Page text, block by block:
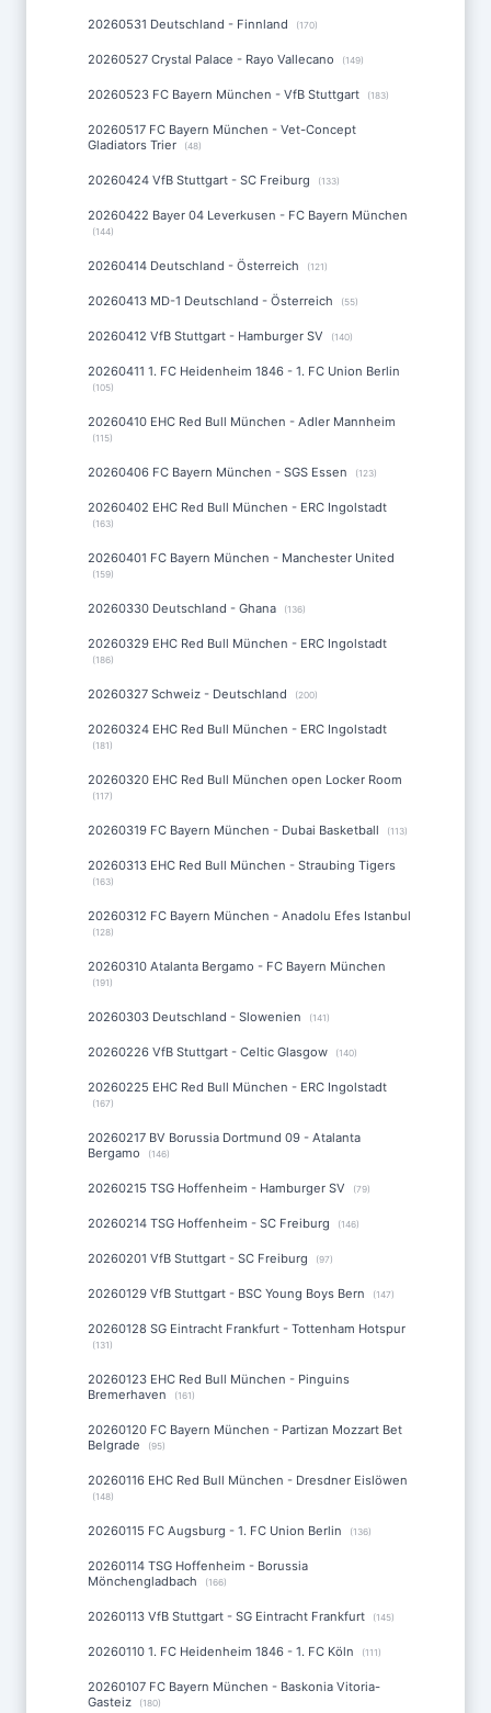
20260531 Deutschland - Finnland (170)
20260527 Crystal Palace - Rayo Vallecano (149)
20260523 FC Bayern München - VfB Stuttgart (183)
20260517 FC Bayern München - Vet-Concept
Gladiators Trier
(48)
20260424 VfB Stuttgart - SC Freiburg (133)
20260422 Bayer 04 Leverkusen - FC Bayern München
(144)
20260414 Deutschland - Österreich (121)
20260413 MD-1 Deutschland - Österreich (55)
20260412 VfB Stuttgart - Hamburger SV (140)
20260411 1. FC Heidenheim 1846 - 1. FC Union Berlin
(105)
20260410 EHC Red Bull München - Adler Mannheim
(115)
20260406 FC Bayern München - SGS Essen (123)
20260402 EHC Red Bull München - ERC Ingolstadt
(163)
20260401 FC Bayern München - Manchester United
(159)
20260330 Deutschland - Ghana (136)
20260329 EHC Red Bull München - ERC Ingolstadt
(186)
20260327 Schweiz - Deutschland (200)
20260324 EHC Red Bull München - ERC Ingolstadt
(181)
20260320 EHC Red Bull München open Locker Room
(117)
20260319 FC Bayern München - Dubai Basketball (113)
20260313 EHC Red Bull München - Straubing Tigers
(163)
20260312 FC Bayern München - Anadolu Efes Istanbul
(128)
20260310 Atalanta Bergamo - FC Bayern München
(191)
20260303 Deutschland - Slowenien (141)
20260226 VfB Stuttgart - Celtic Glasgow (140)
20260225 EHC Red Bull München - ERC Ingolstadt
(167)
20260217 BV Borussia Dortmund 09 - Atalanta
Bergamo
(146)
20260215 TSG Hoffenheim - Hamburger SV (79)
20260214 TSG Hoffenheim - SC Freiburg (146)
20260201 VfB Stuttgart - SC Freiburg (97)
20260129 VfB Stuttgart - BSC Young Boys Bern (147)
20260128 SG Eintracht Frankfurt - Tottenham Hotspur
(131)
20260123 EHC Red Bull München - Pinguins
Bremerhaven
(161)
20260120 FC Bayern München - Partizan Mozzart Bet
Belgrade
(95)
20260116 EHC Red Bull München - Dresdner Eislöwen
(148)
20260115 FC Augsburg - 1. FC Union Berlin (136)
20260114 TSG Hoffenheim - Borussia
Mönchengladbach
(166)
20260113 VfB Stuttgart - SG Eintracht Frankfurt (145)
20260110 1. FC Heidenheim 1846 - 1. FC Köln (111)
20260107 FC Bayern München - Baskonia Vitoria-
Gasteiz
(180)